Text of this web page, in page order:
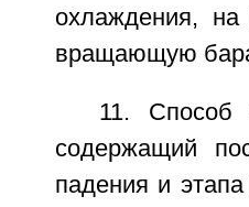
охлаждения,
вращающую
11. Способ
содержащий
падения и